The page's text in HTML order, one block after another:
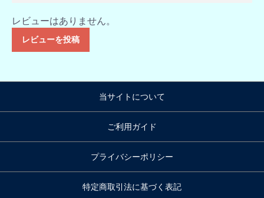
レビューはありません。
レビューを投稿
当サイトについて
ご利用ガイド
プライバシーポリシー
特定商取引法に基づく表記